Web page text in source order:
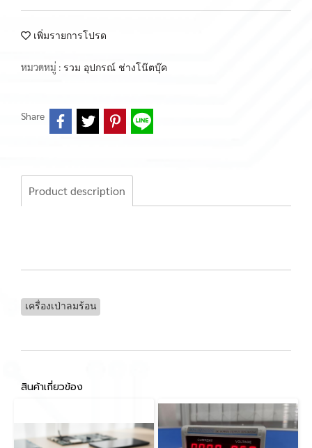
เพิ่มรายการโปรด
หมวดหมู่ : รวม อุปกรณ์ ช่างโน๊ตบุ๊ค
Share
Product description
เครื่องเป่าลมร้อน
สินค้าเกี่ยวข้อง